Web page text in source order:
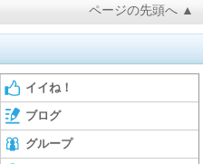
ページの先頭へ ▲
イイね！
ブログ
グループ